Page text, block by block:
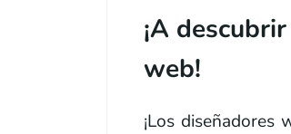
¡A
web!
¡Los diseñadores